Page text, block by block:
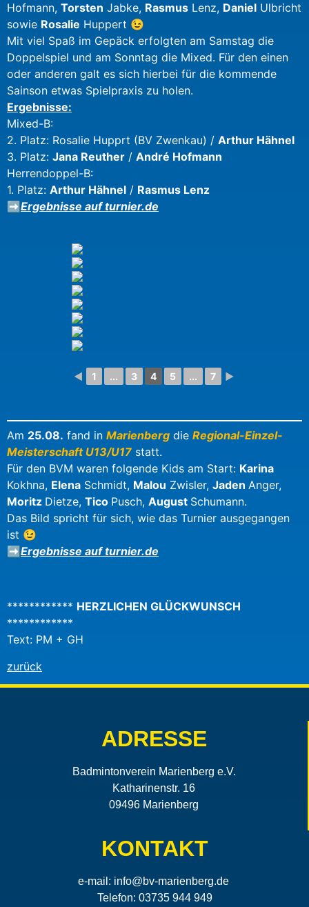
Hofmann, Torsten Jabke, Rasmus Lenz, Daniel Ulbricht
sowie Rosalie Huppert 😉
Mit viel Spaß im Gepäck erfolgten am Samstag die
Doppelspiel und am Sonntag die Mixed. Für den einen
oder anderen galt es sich hierbei für die kommende
Sainson etwas Spielpraxis zu holen.
Ergebnisse:
Mixed-B:
2. Platz: Rosalie Hupprt (BV Zwenkau) / Arthur Hähnel
3. Platz: Jana Reuther / André Hofmann
Herrendoppel-B:
1. Platz: Arthur Hähnel / Rasmus Lenz
➡️ Ergebnisse auf turnier.de
◄ 1 ... 3 4 5 ... 7 ►
Am 25.08. fand in Marienberg die Regional-Einzel-
Meisterschaft U13/U17 statt.
Für den BVM waren folgende Kids am Start: Karina
Kokhna, Elena Schmidt, Malou Zwisler, Jaden Anger,
Moritz Dietze, Tico Pusch, August Schumann.
Das Bild spricht für sich, wie das Turnier ausgegangen
ist 😉
➡️ Ergebnisse auf turnier.de
************ HERZLICHEN GLÜCKWUNSCH
************
Text: PM + GH
zurück
ADRESSE
Badmintonverein Marienberg e.V.
Katharinenstr. 16
09496 Marienberg
KONTAKT
e-mail: info@bv-marienberg.de
Telefon: 03735 944 949